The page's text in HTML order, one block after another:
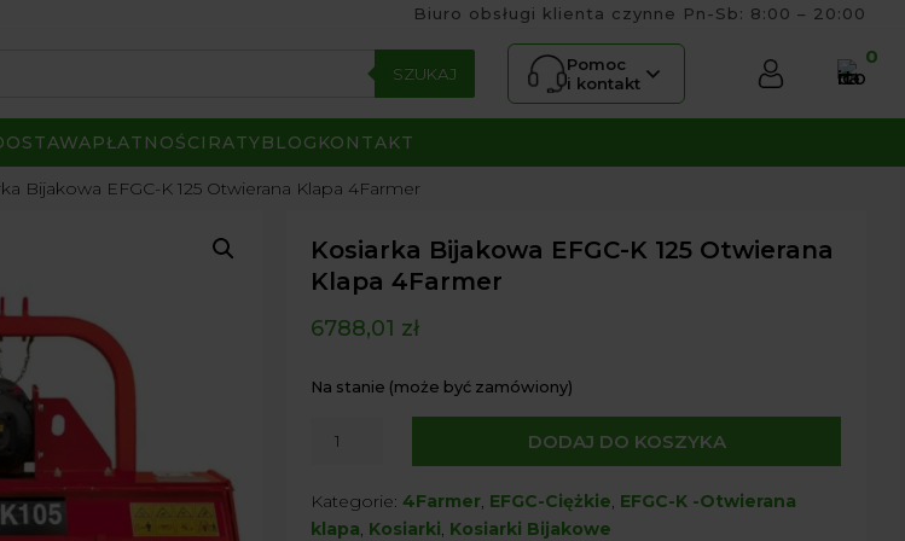
Biuro obsługi klienta czynne Pn-Sb: 8:00 – 20:00
SZUKAJ
Pomoc
i kontakt
0
PŁATNOŚCI RATYBLOG KONTAKT
Bijakowa EFGC-K 125 Otwierana Klapa 4Farmer
Kosiarka Bijakowa EFGC-K 125 Otwierana
Klapa 4Farmer
6788,01 zł
Na stanie (może być zamówiony)
EFGC-
DODAJ DO KOSZYKA
Kategorie: 4Farmer, EFGC-Ciężkie, EFGC-K -Otwierana
klapa, Kosiarki, Kosiarki Bijakowe